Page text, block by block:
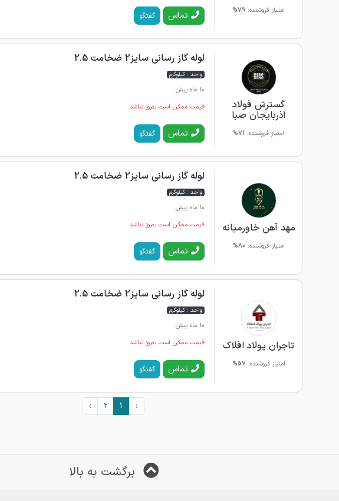
امتیاز فروشنده: 79% تماس گفتگو
گسترش فولاد
آذربایجان صبا
امتیاز فروشنده: 71%
لوله گاز رسانی سایز2 ضخامت 2.5
واحد : کیلوگرم
10 ماه پیش
قیمت ممکن است به‌روز نباشد
تماس گفتگو
مهد آهن خاورمیانه
امتیاز فروشنده: 80%
لوله گاز رسانی سایز2 ضخامت 2.5
واحد : کیلوگرم
10 ماه پیش
قیمت ممکن است به‌روز نباشد
تماس گفتگو
تاجران پولاد افلاک
امتیاز فروشنده: 57%
لوله گاز رسانی سایز2 ضخامت 2.5
واحد : کیلوگرم
10 ماه پیش
قیمت ممکن است به‌روز نباشد
تماس گفتگو
‹
1
2
›
برگشت به بالا